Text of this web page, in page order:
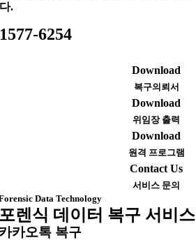
다.
1577-6254
Download
복구의뢰서
Download
위임장 출력
Download
원격 프로그램
Contact Us
서비스 문의
Data Technology
렌식 데이터 복구 서비스
카오톡 복구